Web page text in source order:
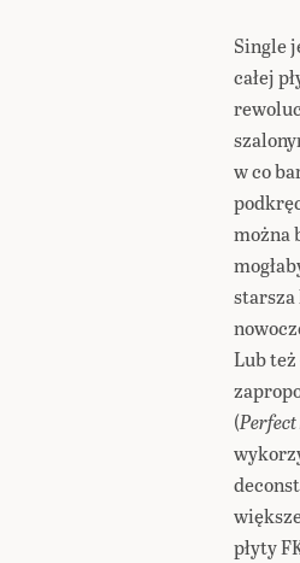
Single
całej
w co
można
starsza
Lub
(
płyty